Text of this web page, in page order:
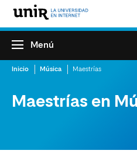
Menú
Inicio Música Maestrías
Maestrías en